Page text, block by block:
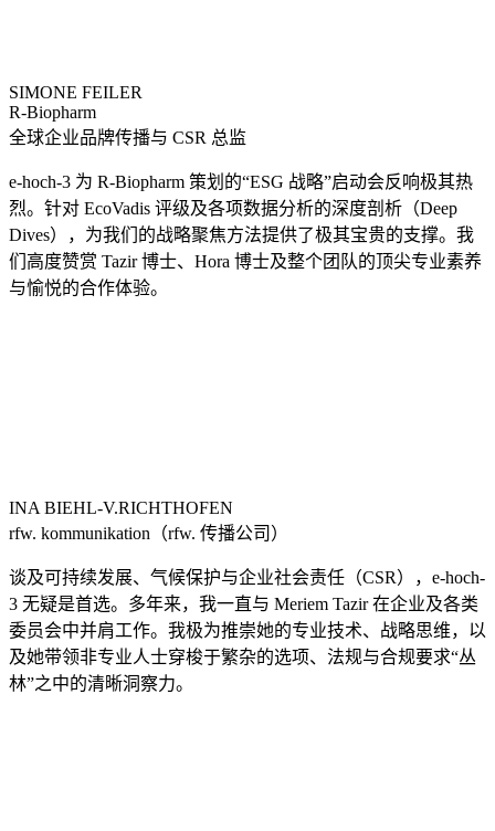
SIMONE FEILER
R-Biopharm
全球企业品牌传播与 CSR 总监
e-hoch-3 为 R-Biopharm 策划的“ESG 战略”启动会反响极其热
烈。针对 EcoVadis 评级及各项数据分析的深度剖析（Deep
Dives），为我们的战略聚焦方法提供了极其宝贵的支撑。我
们高度赞赏 Tazir 博士、Hora 博士及整个团队的顶尖专业素养
与愉悦的合作体验。
INA BIEHL-V.RICHTHOFEN
rfw. kommunikation（rfw. 传播公司）
谈及可持续发展、气候保护与企业社会责任（CSR），e-hoch-
3 无疑是首选。多年来，我一直与 Meriem Tazir 在企业及各类
委员会中并肩工作。我极为推崇她的专业技术、战略思维，以
及她带领非专业人士穿梭于繁杂的选项、法规与合规要求“丛
林”之中的清晰洞察力。